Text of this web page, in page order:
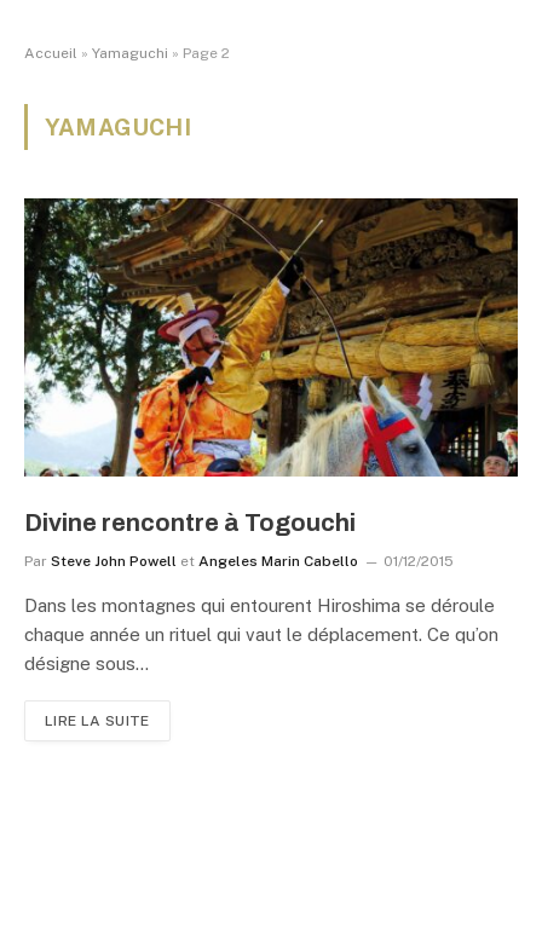
Accueil » Yamaguchi » Page 2
YAMAGUCHI
Divine rencontre à Togouchi
Par Steve John Powell et Angeles Marin Cabello 01/12/2015
Dans les montagnes qui entourent Hiroshima se déroule
chaque année un rituel qui vaut le déplacement. Ce qu’on
désigne sous…
LIRE LA SUITE